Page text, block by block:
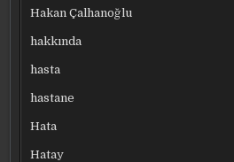
Hakan Çalhanoğlu
hakkında
hasta
hastane
Hata
Hatay